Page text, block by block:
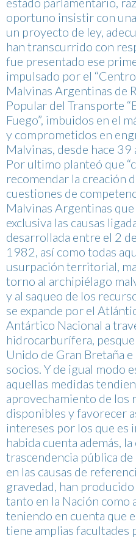
oportuno insistir con
un proyecto de ley,
han transcurrido con
fue presentado ese
impulsado por el
Malvinas Argentinas de
Popular del Transporte
Fuego”, imbuidos en el
y comprometidos en
Malvinas, desde hace 39
Por ultimo planteó que
recomendar la creación
cuestiones de
Malvinas Argentinas
exclusiva las causas
desarrollada entre el 2
1982, así como todas
usurpación territorial,
torno al archipiélago
y al saqueo de los
se expande por el
Antártico Nacional a
hidrocarburífera,
Unido de Gran Bretaña
socios. Y de igual modo
aquellas medidas
aprovechamiento de los
disponibles y favorecer
intereses por los que es
habida cuenta además,
trascendencia pública
en las causas de
gravedad, han
tanto en la Nación como
teniendo en cuenta que
tiene amplias facultades